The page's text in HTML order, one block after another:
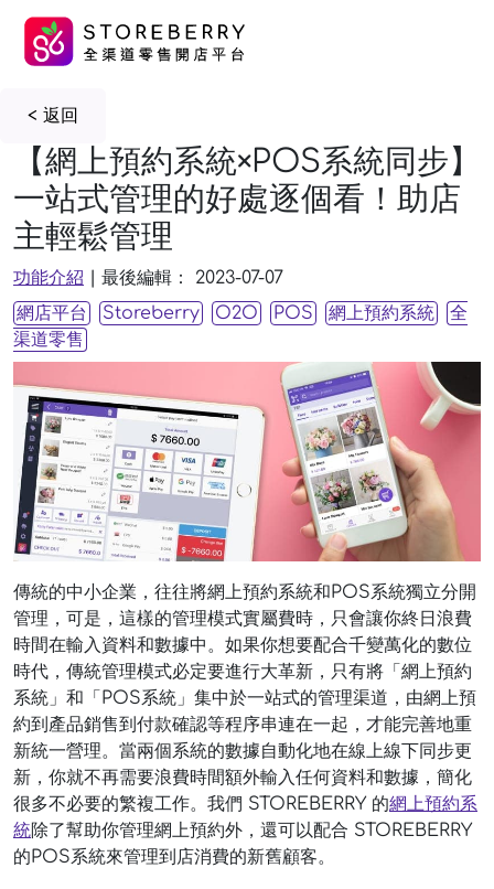
< 返回
【網上預約系統×POS系統同步】
一站式管理的好處逐個看！助店
主輕鬆管理
功能介紹 最後編輯：
2023-07-07
網店平台
Storeberry O2O POS 網上預約系統
全
渠道零售
傳統的中小企業，往往將網上預約系統和POS系統獨立分開
管理，可是，這樣的管理模式實屬費時，只會讓你終日浪費
時間在輸入資料和數據中。如果你想要配合千變萬化的數位
時代，傳統管理模式必定要進行大革新，只有將「網上預約
系統」和「POS系統」集中於一站式的管理渠道，由網上預
約到產品銷售到付款確認等程序串連在一起，才能完善地重
新統一營理。當兩個系統的數據自動化地在線上線下同步更
新，你就不再需要浪費時間額外輸入任何資料和數據，簡化
很多不必要的繁複工作。我們 STOREBERRY 的網上預約系
統除了幫助你管理網上預約外，還可以配合 STOREBERRY
的POS系統來管理到店消費的新舊顧客。